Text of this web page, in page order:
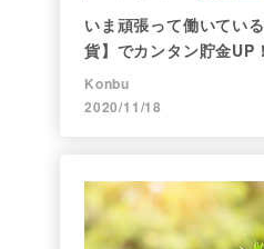
いま頑張って働いてい
貨】でカンタン貯金UP
い方初心者編～
Konbu
2020/11/18